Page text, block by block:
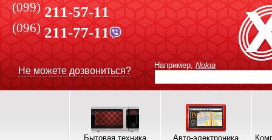
(099) 211-57-11
(096)211-77-11
Не можете дозвониться?
Например, Nokia
Бытовая техника Авто-электроника